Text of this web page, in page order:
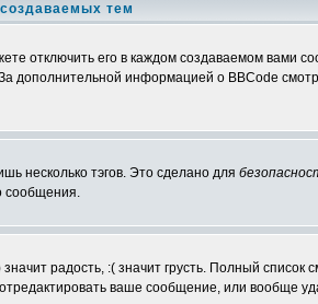
тем
отключить его в каждом создаваемом вами
информацией о BBCode
несколько тэгов. Это сделано для
сообщения.
радость, :( значит грусть. Полный список
ваше сообщение, или вообще